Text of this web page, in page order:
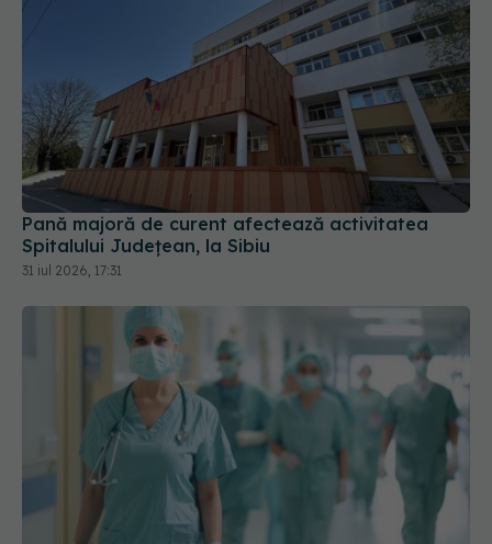
Pană majoră de curent afectează activitatea
Spitalului Județean, la Sibiu
31 iul 2026, 17:31